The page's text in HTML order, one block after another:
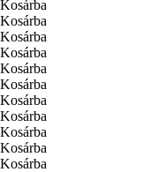
Kosárba
Kosárba
Kosárba
Kosárba
Kosárba
Kosárba
Kosárba
Kosárba
Kosárba
Kosárba
Kosárba